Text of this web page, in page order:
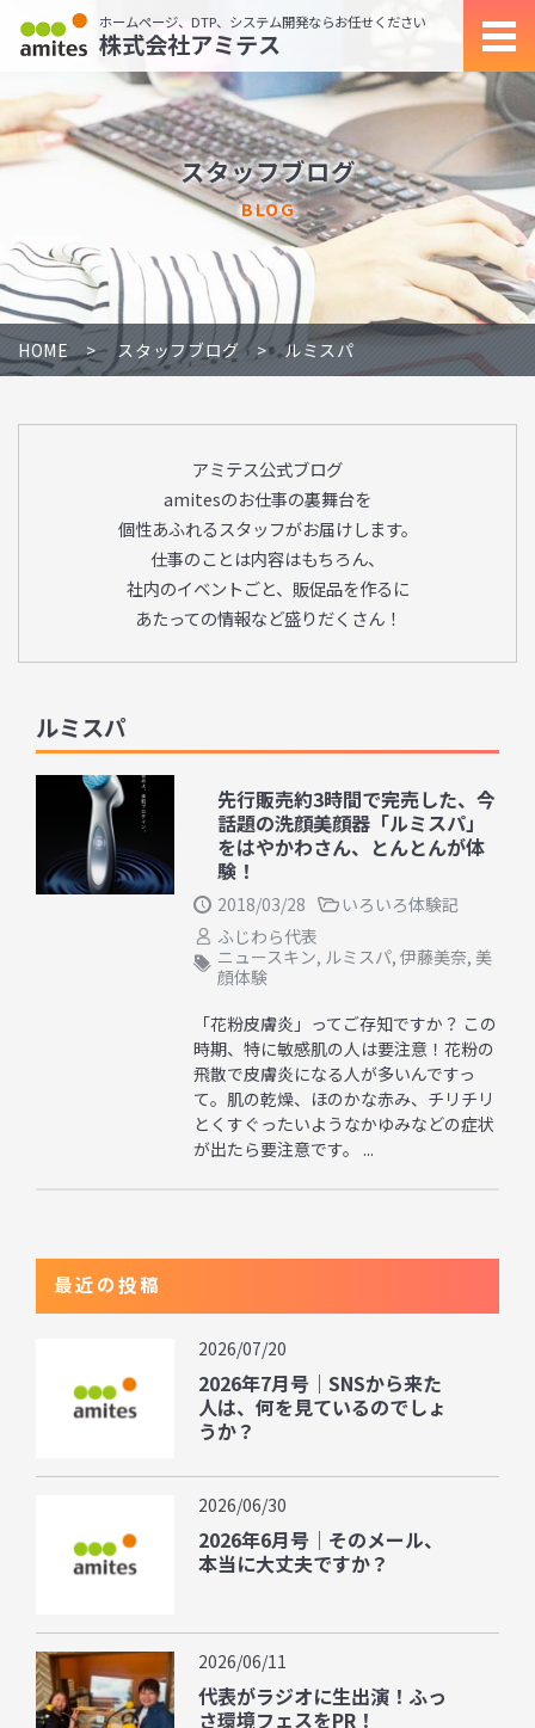
ホームページ、DTP、システム開発ならお任せください
株式会社アミテス
スタッフブログ
BLOG
HOME スタッフブログ ルミスパ
アミテス公式ブログ
amitesのお仕事の裏舞台を
個性あふれるスタッフがお届けします。
仕事のことは内容はもちろん、
社内のイベントごと、販促品を作るに
あたっての情報など盛りだくさん！
ルミスパ
先行販売約3時間で完売した、今
話題の洗顔美顔器「ルミスパ」
をはやかわさん、とんとんが体
験！
2018/03/28
いろいろ体験記
ふじわら代表
ニュースキン, ルミスパ, 伊藤美奈, 美
顔体験
「花粉皮膚炎」ってご存知ですか？ この
時期、特に敏感肌の人は要注意！花粉の
飛散で皮膚炎になる人が多いんですっ
て。肌の乾燥、ほのかな赤み、チリチリ
とくすぐったいようなかゆみなどの症状
が出たら要注意です。 ...
最近の投稿
2026/07/20
2026年7月号｜SNSから来た
人は、何を見ているのでしょ
うか？
2026/06/30
2026年6月号｜そのメール、
本当に大丈夫ですか？
2026/06/11
代表がラジオに生出演！ふっ
さ環境フェスをPR！